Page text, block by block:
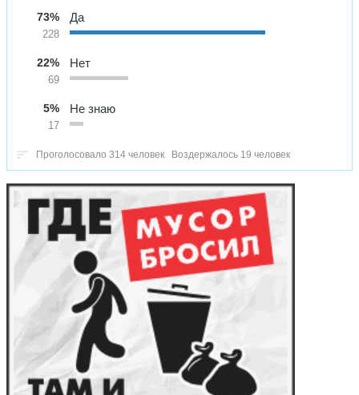
73%
228
Да
22%
69
Нет
5%
17
Не знаю
Проголосовало 314 человек Воздержалось 19 человек